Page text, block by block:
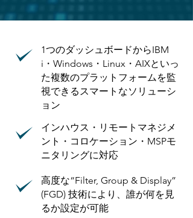
1つのダッシュボードからIBM
i・Windows・Linux・AIXといっ
た複数のプラットフォームを監
視できるスマートなソリューシ
ョン
インハウス・リモートマネジメ
ント・コロケーション・MSPモ
ニタリングに対応
高度な“Filter, Group & Display”
(FGD) 技術により、誰が何を見
るか設定が可能